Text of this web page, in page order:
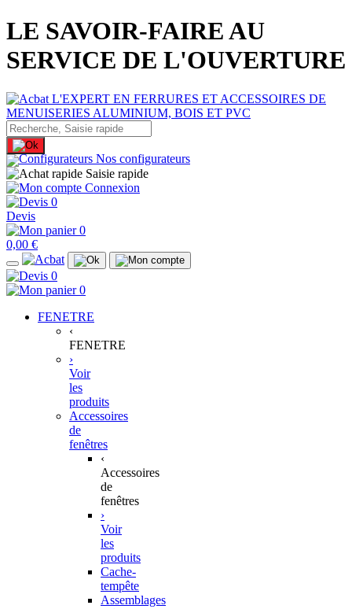
LE SAVOIR-FAIRE AU
SERVICE DE L'OUVERTURE
Nos configurateurs
Saisie rapide
Connexion
0
Devis
0
0,00 €
0
0
FENETRE
‹
FENETRE
›
Voir
les
produits
Accessoires
de
fenêtres
‹
Accessoires
de
fenêtres
›
Voir
les
produits
Cache-
tempête
Assemblages